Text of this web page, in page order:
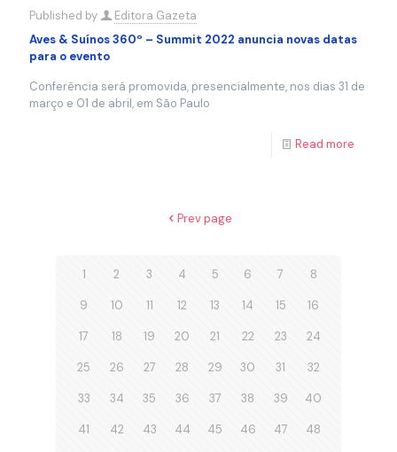
Published by
Editora Gazeta
Aves & Suínos 360º – Summit 2022 anuncia novas datas
para o evento
Conferência será promovida, presencialmente, nos dias 31 de
março e 01 de abril, em São Paulo
Read more
Prev page
1 2 3 4 5 6 7 8
9 10 11 12 13 14 15 16
17 18 19 20 21 22 23 24
25 26 27 28 29 30 31 32
33 34 35 36 37 38 39 40
41 42 43 44 45 46 47 48